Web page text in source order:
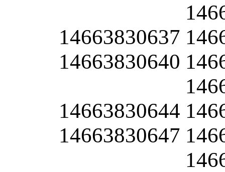
14663830637
14663830640
14663830644
14663830647